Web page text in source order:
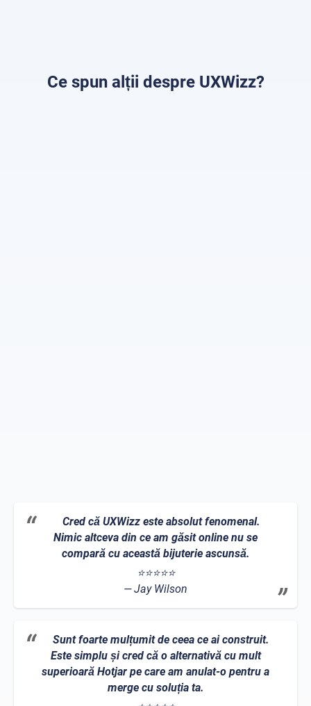
Ce spun alții despre UXWizz?
Cred că UXWizz este absolut fenomenal.
Nimic altceva din ce am găsit online nu se
compară cu această bijuterie ascunsă.
⭐⭐⭐⭐⭐
Jay Wilson
Sunt foarte mulțumit de ceea ce ai construit.
Este simplu și cred că o alternativă cu mult
superioară Hotjar pe care am anulat-o pentru a
merge cu soluția ta.